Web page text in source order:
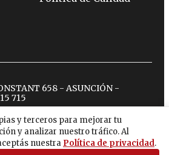
y terceros para mejorar tu
y analizar nuestro tráfico. Al
nuestra Política de privacidad.
658 - ASUNCIÓN -
715
tiktokyoutubespotify